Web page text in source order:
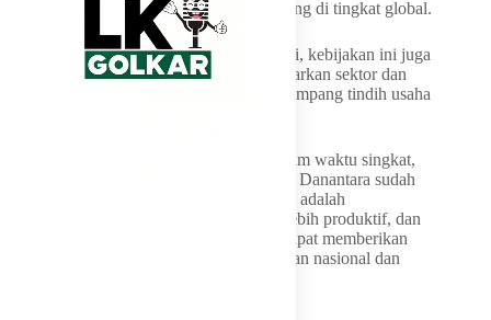
lebih sehat, profesional, dan mampu bersaing di tingkat global.
Selain menyederhanakan struktur korporasi, kebijakan ini juga
akan mengelompokkan perusahaan berdasarkan sektor dan
fungsi yang sesuai sehingga tidak terjadi tumpang tindih usaha
“Ini bukan pekerjaan yang bisa selesai dalam waktu singkat,
tetapi saya melihat strategi yang dijalankan Danantara sudah
berada di jalur yang tepat. Tujuan akhirnya adalah
menghadirkan BUMN yang lebih fokus, lebih produktif, dan
memiliki daya saing yang kuat sehingga dapat memberikan
manfaat yang lebih besar bagi perekonomian nasional dan